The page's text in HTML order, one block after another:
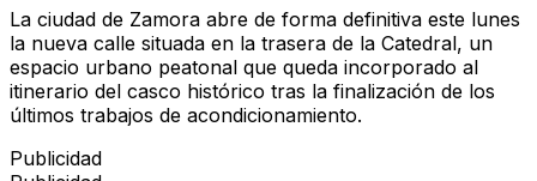
La ciudad de Zamora abre de forma definitiva este lunes
la nueva calle situada en la trasera de la Catedral, un
espacio urbano peatonal que queda incorporado al
itinerario del casco histórico tras la finalización de los
últimos trabajos de acondicionamiento.
Publicidad